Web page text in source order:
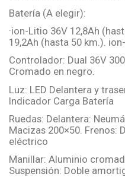
Batería (A elegir):
·ion-Litio 36V 12,8Ah
19,2Ah (hasta 50 km.).
Controlador: Dual 36V
Cromado en negro.
Luz: LED Delantera y
Indicador Carga Batería
Ruedas: Delantera:
Macizas 200×50. Frenos:
eléctrico
Manillar: Aluminio
Suspensión: Doble